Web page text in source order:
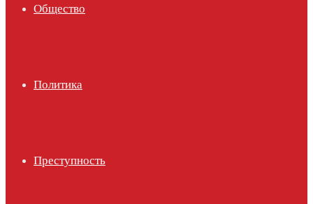
Общество
Политика
Преступность